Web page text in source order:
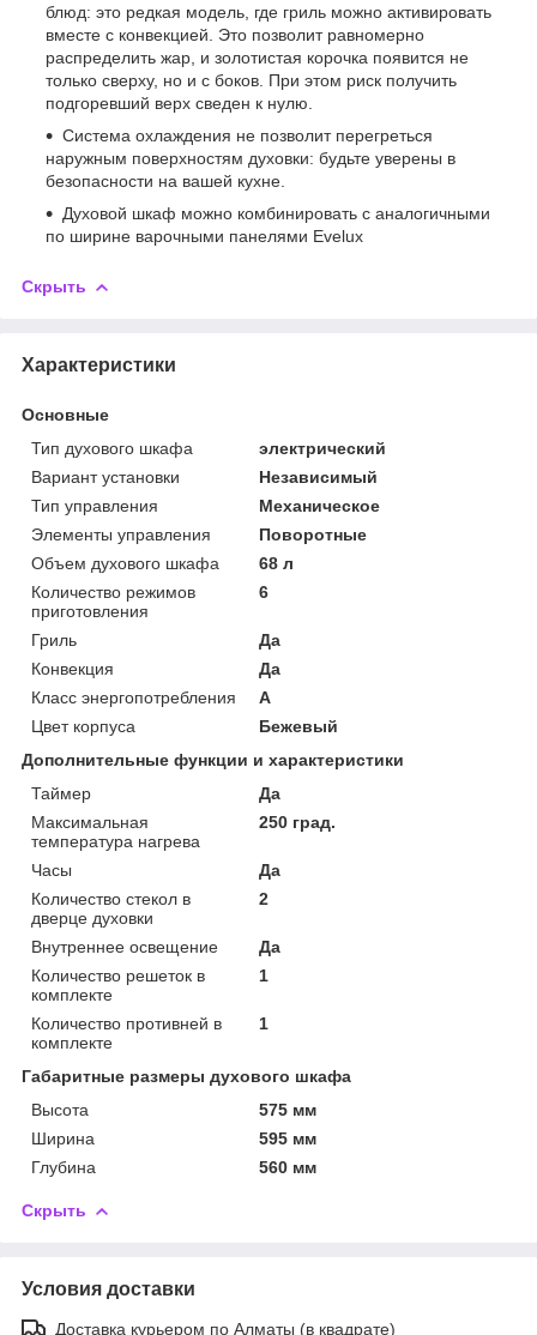
блюд: это редкая модель, где гриль можно активировать
вместе с конвекцией. Это позволит равномерно
распределить жар, и золотистая корочка появится не
только сверху, но и с боков. При этом риск получить
подгоревший верх сведен к нулю.
Система охлаждения не позволит перегреться
наружным поверхностям духовки: будьте уверены в
безопасности на вашей кухне.
Духовой шкаф можно комбинировать с аналогичными
по ширине варочными панелями Evelux
Скрыть
Характеристики
Основные
Тип духового шкафа
электрический
Вариант установки
Независимый
Тип управления
Механическое
Элементы управления
Поворотные
Объем духового шкафа
68 л
Количество режимов
приготовления
6
Гриль
Да
Конвекция
Да
Класс энергопотребления
A
Цвет корпуса
Бежевый
Дополнительные функции и характеристики
Таймер
Да
Максимальная
температура нагрева
250 град.
Часы
Да
Количество стекол в
дверце духовки
2
Внутреннее освещение
Да
Количество решеток в
комплекте
1
Количество противней в
комплекте
1
Габаритные размеры духового шкафа
Высота
575 мм
Ширина
595 мм
Глубина
560 мм
Скрыть
Условия доставки
Доставка курьером по Алматы (в квадрате)